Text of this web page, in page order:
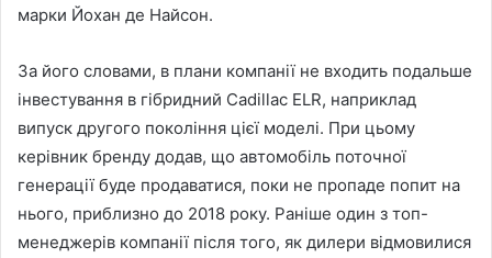
марки Йохан де Найсон.
За його словами, в плани компанії не входить подальше
інвестування в гібридний Cadillac ELR, наприклад
випуск другого покоління цієї моделі. При цьому
керівник бренду додав, що автомобіль поточної
генерації буде продаватися, поки не пропаде попит на
нього, приблизно до 2018 року. Раніше один з топ-
менеджерів компанії після того, як дилери відмовилися